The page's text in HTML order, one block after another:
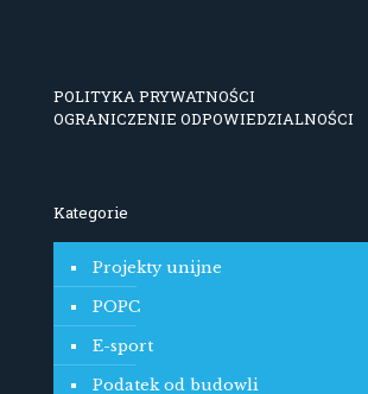
POLITYKA PRYWATNOŚCI
OGRANICZENIE ODPOWIEDZIALNOŚCI
Kategorie
Projekty unijne
POPC
E-sport
Podatek od budowli